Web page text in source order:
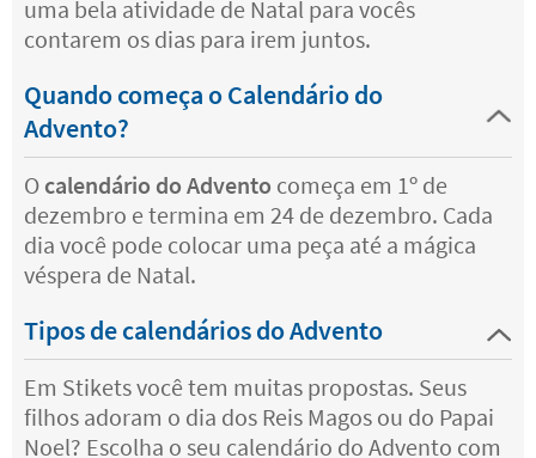
uma bela atividade de Natal para vocês
contarem os dias para irem juntos.
Quando começa o Calendário do
Advento?
O calendário do Advento começa em 1º de
dezembro e termina em 24 de dezembro. Cada
dia você pode colocar uma peça até a mágica
véspera de Natal.
Tipos de calendários do Advento
Em Stikets você tem muitas propostas. Seus
filhos adoram o dia dos Reis Magos ou do Papai
Noel? Escolha o seu calendário do Advento com